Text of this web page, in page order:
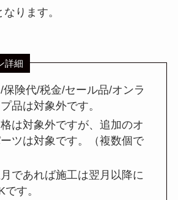
ります。
詳細
険代/税金/セール品/オンラ
品は対象外です。
は対象外ですが、追加のオ
ツは対象です。（複数個で
であれば施工は翌月以降に
す。